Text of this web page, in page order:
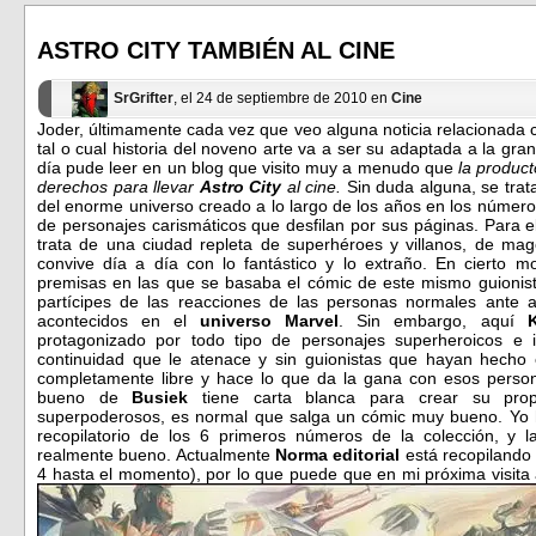
(Se
en
una
nueva)
(Se
en
una
nueva)
ASTRO CITY TAMBIÉN AL CINE
SrGrifter, el 24 de septiembre de 2010 en Cine
Joder, últimamente cada vez que veo alguna noticia
tal o cual historia del noveno arte va a ser su adaptada a la
día pude leer en un blog que visito muy a menudo quela
derechos para llevar Astro Cityal cine. Sin duda alguna, se
del enorme universo creado a lo largo de los años en los
de personajes carismáticos que desfilan por sus páginas. Para
trata de una ciudad repleta de superhéroes y villanos, de
convive día a día con lo fantástico y lo extraño. En cierto
premisas en las que se basaba el cómic de este mismo
partícipes de las reacciones de las personas normales ante
acontecidos en el universo Marvel . Sin embargo, aquí
protagonizado por todo tipo de personajes superheroicos
continuidad que le atenace y sin guionistas que hayan
completamente libre y hace lo que da la gana con esos
bueno de Busiektiene carta blanca para crear su
superpoderosos, es normal que salga un cómic muy bueno.
recopilatorio de los 6 primeros números de la colección, y
realmente bueno. Actualmente Norma editorial está
4 hasta el momento), por lo que puede que en mi próxima